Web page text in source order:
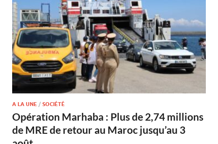
A LA UNE / SOCIÉTÉ
Opération Marhaba : Plus de 2,74 millions
de MRE de retour au Maroc jusqu’au 3